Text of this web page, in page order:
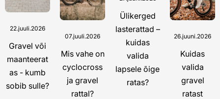
22.juuli.2026
Gravel või
maanteerat
as - kumb
sobib sulle?
07.juuli.2026
Mis vahe on
cyclocross
ja gravel
rattal?
Ülikerged
lasterattad –
kuidas
valida
lapsele õige
ratas?
26.juuni.2026
Kuidas
valida
gravel
ratast